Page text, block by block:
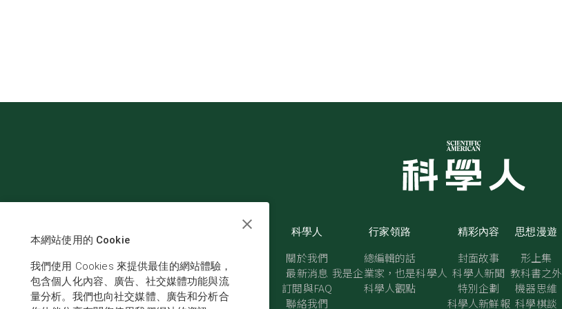
科學人
關於我們
最新消息
訂閱與FAQ
聯絡我們
行家領路
總編輯的話
我是企業家，也是科學人
科學人觀點
精彩內容
封面故事
科學人新聞
特別企劃
科學人新鮮報
思想漫遊
形上集
教科書之外
機器思維
科學棋談
本網站使用的 Cookie
我們使用 Cookies 來提供最佳的網站體驗，
包含個人化內容、廣告、社交媒體功能與流
量分析。我們也向社交媒體、廣告和分析合